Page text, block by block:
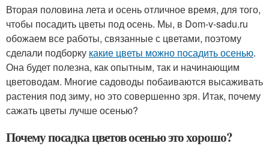
Вторая половина лета и осень отличное время, для того,
чтобы посадить цветы под осень. Мы, в Dom-v-sadu.ru
обожаем все работы, связанные с цветами, поэтому
сделали подборку какие цветы можно посадить осенью.
Она будет полезна, как опытным, так и начинающим
цветоводам. Многие садоводы побаиваются высаживать
растения под зиму, но это совершенно зря. Итак, почему
сажать цветы лучше осенью?
Почему посадка цветов осенью это хорошо?